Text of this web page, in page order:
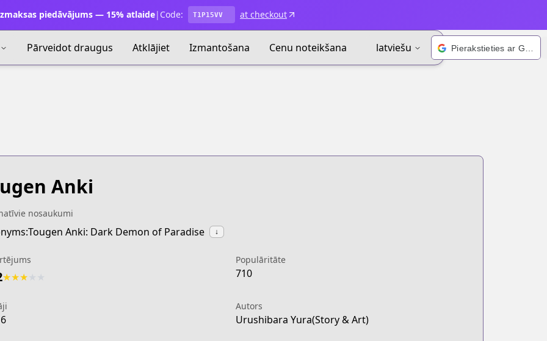
piedāvājums — 15% atlaide| Code: T1P15VV at checkout
Pārveidot draugus Atklājiet Izmantošana Cenu noteikšana latviešu
Anki
nosaukumi
Anki: Dark Demon of Paradise ↓
★★★
Populāritāte
710
Autors
Urushibara Yura(Story & Art)